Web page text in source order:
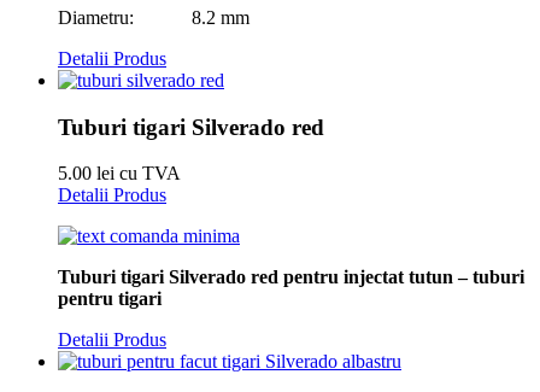
Diametru: 8.2 mm
Detalii Produs
Tuburi tigari Silverado red
5.00 lei cu TVA
Detalii Produs
Tuburi tigari Silverado red pentru injectat tutun – tuburi
pentru tigari
Detalii Produs